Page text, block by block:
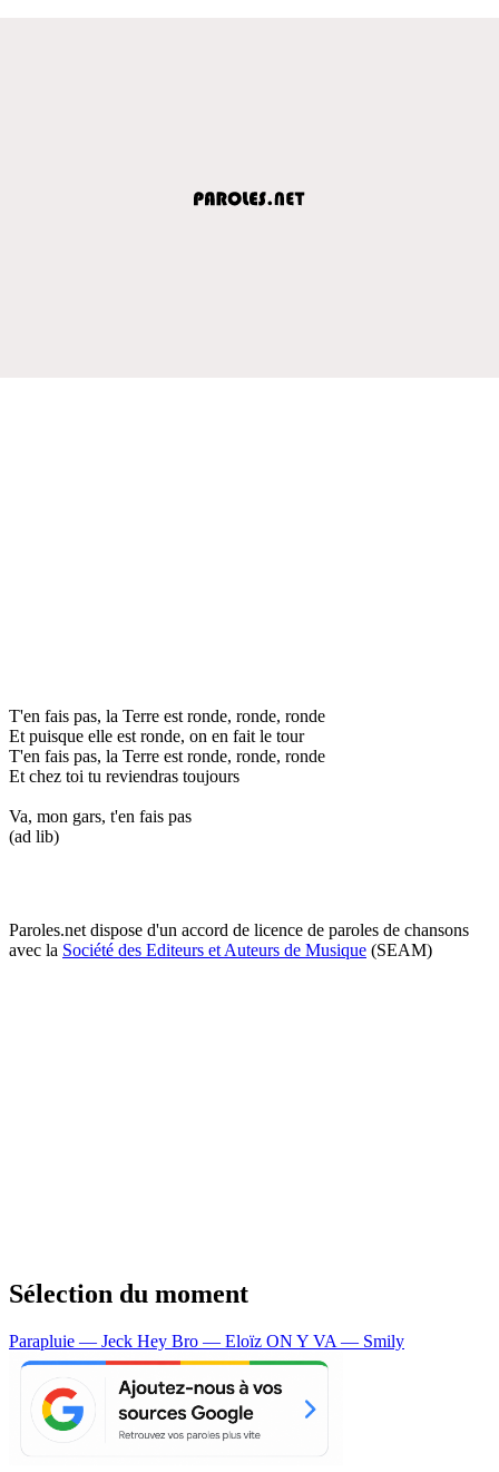
T'en fais pas, la Terre est ronde, ronde, ronde
Et puisque elle est ronde, on en fait le tour
T'en fais pas, la Terre est ronde, ronde, ronde
Et chez toi tu reviendras toujours
Va, mon gars, t'en fais pas
(ad lib)
Paroles.net dispose d'un accord de licence de paroles de chansons
avec la Société des Editeurs et Auteurs de Musique (SEAM)
Sélection du moment
Parapluie — Jeck Hey Bro — Eloïz ON Y VA — Smily